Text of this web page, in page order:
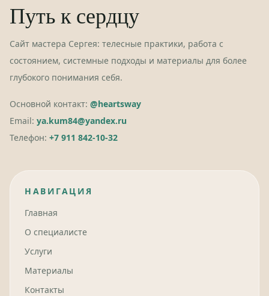
Путь к сердцу
Сайт мастера Сергея: телесные практики, работа с
состоянием, системные подходы и материалы для более
глубокого понимания себя.
Основной контакт: @heartsway
Email: ya.kum84@yandex.ru
Телефон: +7 911 842-10-32
НАВИГАЦИЯ
Главная
О специалисте
Услуги
Материалы
Контакты